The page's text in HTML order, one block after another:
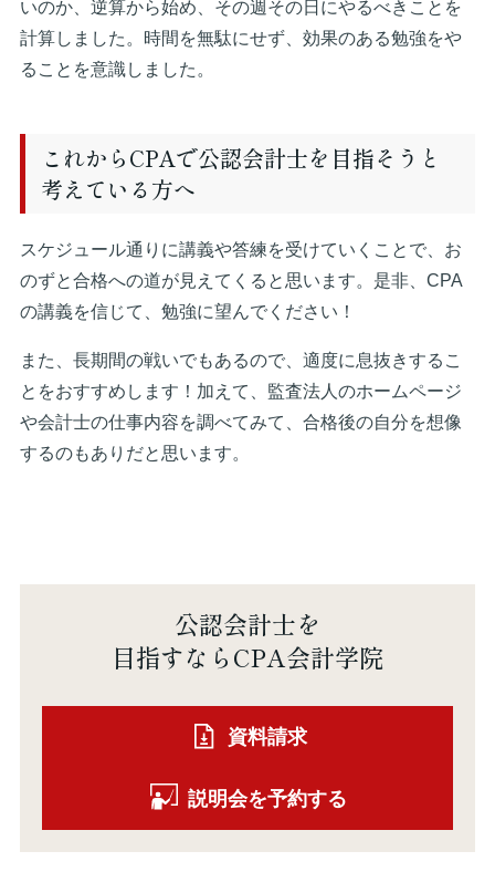
いのか、逆算から始め、その週その日にやるべきことを
計算しました。時間を無駄にせず、効果のある勉強をや
ることを意識しました。
これからCPAで公認会計士を目指そうと
考えている方へ
スケジュール通りに講義や答練を受けていくことで、お
のずと合格への道が見えてくると思います。是非、CPA
の講義を信じて、勉強に望んでください！
また、長期間の戦いでもあるので、適度に息抜きするこ
とをおすすめします！加えて、監査法人のホームページ
や会計士の仕事内容を調べてみて、合格後の自分を想像
するのもありだと思います。
公認会計士を
目指すならCPA会計学院
資料請求
説明会を予約する